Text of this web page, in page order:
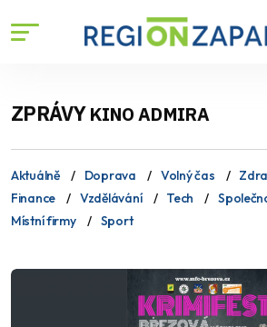
ZPRÁVYKINO ADMIRA
Aktuálně Doprava Volný čas
Finance
Vzdělávání Tech
Místní firmy
Sport